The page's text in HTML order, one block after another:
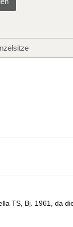
TS, Bj. 1961, da